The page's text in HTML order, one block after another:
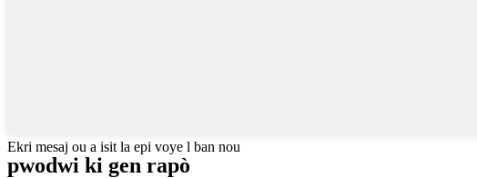
Ekri mesaj ou a isit la epi voye l ban nou
pwodwi ki gen rapò